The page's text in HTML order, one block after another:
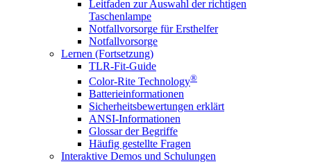
Leitfaden zur Auswahl der richtigen
Taschenlampe
Notfallvorsorge für Ersthelfer
Notfallvorsorge
Lernen (Fortsetzung)
TLR-Fit-Guide
Color-Rite Technology®
Batterieinformationen
Sicherheitsbewertungen erklärt
ANSI-Informationen
Glossar der Begriffe
Häufig gestellte Fragen
Interaktive Demos und Schulungen